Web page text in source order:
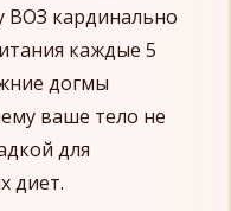
ВОЗ кардинально
каждые 5
догмы
ваше тело не
для
диет.